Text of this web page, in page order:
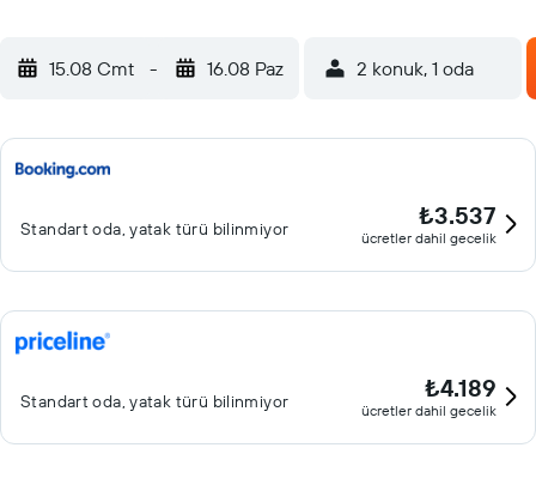
15.08 Cmt - 16.08 Paz 2 konuk, 1 oda
Standart oda, yatak türü bilinmiyor ₺3.537
ücretler dahil gecelik
Standart oda, yatak türü bilinmiyor ₺4.189
ücretler dahil gecelik